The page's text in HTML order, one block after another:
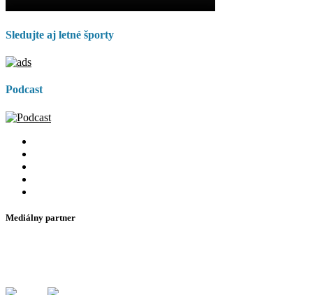
Sledujte aj letné športy
Podcast
Mediálny partner